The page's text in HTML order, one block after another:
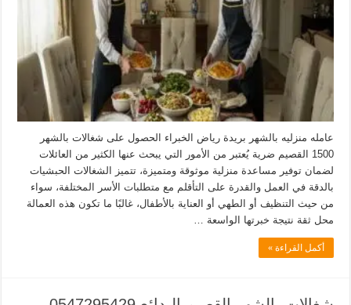
عامله منزليه بالشهر بريدة رياض الخبراء الحصول على شغالات بالشهر
1500 القصيم ضرية يُعتبر من الأمور التي يبحث عنها الكثير من العائلات
لضمان توفير مساعدة منزلية موثوقة ومتميزة، تتميز الشغالات الحبشيات
بالدقة في العمل والقدرة على التأقلم مع متطلبات الأسر المختلفة، سواء
من حيث التنظيف أو الطهي أو العناية بالأطفال، غالبًا ما تكون هذه العمالة
محل ثقة نتيجة خبرتها الواسعة …
أكمل القراءة »